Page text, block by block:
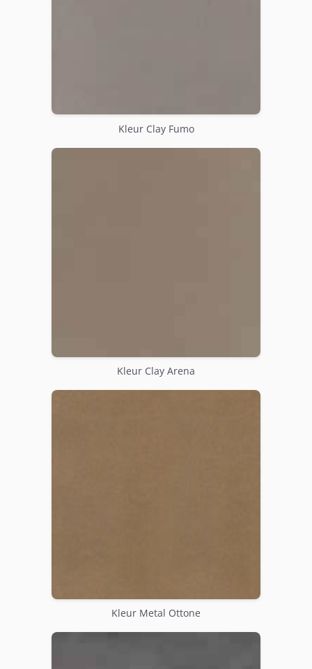
Kleur Clay Fumo
Kleur Clay Arena
Kleur Metal Ottone